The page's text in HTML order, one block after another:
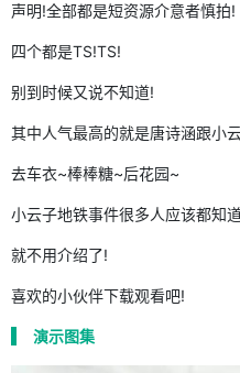
声明!全部都是短资源介意者慎拍!
四个都是TS!TS!
别到时候又说不知道!
其中人气最高的就是唐诗涵跟小
去车衣~棒棒糖~后花园~
小云子地铁事件很多人应该都知
就不用介绍了!
喜欢的小伙伴下载观看吧!
演示图集